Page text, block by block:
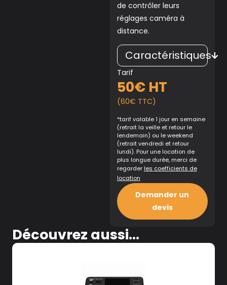
de contrôler leurs
réglages caméra à
distance.
Caractéristiques
Tarif
50€ HT
(60€ TTC)
*tarif valable 1 jour en semaine
(retrait la veille et retour le
lendemain) ou le weekend
(retrait vendredi et retour
lundi). Pour une location de
plus longue durée, merci de
regarder les coefficients de
location
Demander un
devis
Découvrez aussi...